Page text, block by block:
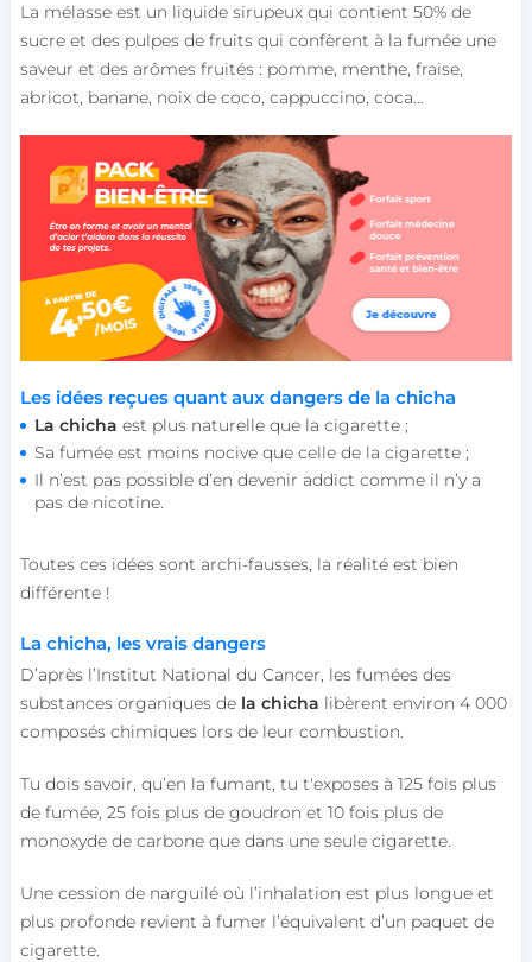
La mélasse est un liquide sirupeux qui contient 50% de
sucre et des pulpes de fruits qui confèrent à la fumée une
saveur et des arômes fruités : pomme, menthe, fraise,
abricot, banane, noix de coco, cappuccino, coca…
Les idées reçues quant aux dangers de la chicha
La chicha est plus naturelle que la cigarette ;
Sa fumée est moins nocive que celle de la cigarette ;
Il n’est pas possible d’en devenir addict comme il n’y a
pas de nicotine.
Toutes ces idées sont archi-fausses, la réalité est bien
différente !
La chicha, les vrais dangers
D’après l’Institut National du Cancer, les fumées des
substances organiques de la chicha libèrent environ 4 000
composés chimiques lors de leur combustion.
Tu dois savoir, qu’en la fumant, tu t'exposes à 125 fois plus
de fumée, 25 fois plus de goudron et 10 fois plus de
monoxyde de carbone que dans une seule cigarette.
Une cession de narguilé où l’inhalation est plus longue et
plus profonde revient à fumer l’équivalent d’un paquet de
cigarette.